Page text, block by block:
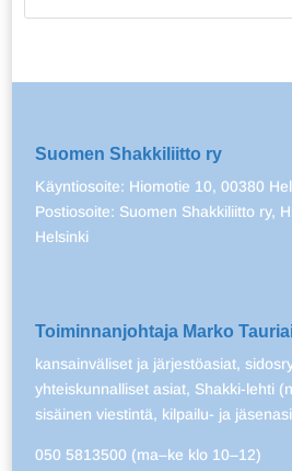
Suomen Shakkiliitto ry
Käyntiosoite: Hiomotie 10, 00380
Postiosoite: Suomen Shakkiliitto ry,
Helsinki
Toiminnanjohtaja Marko
kansainväliset ja järjestöasiat,
yhteiskunnalliset asiat, Shakki-lehti
sisäinen viestintä, kilpailu- ja
050 5813500 (ma–ke klo 10–12)